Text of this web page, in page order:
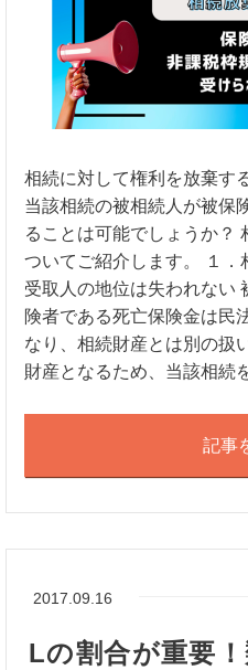
相続に対して権利を放棄す
当該相続の被相続人が被保
ることは可能でしょうか？
ついてご紹介します。 １
受取人の地位は失われない
険者である死亡保険金は民
なり、相続財産とは別の扱
財産となるため、当該相
記事
2017.09.16
Lの割合が重要